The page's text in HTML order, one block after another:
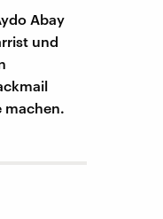
Abay
und
machen.